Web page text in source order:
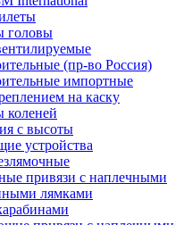
головы
(пр-во Россия)
импортные
на каску
коленей
с высоты
устройства
привязи с наплечными
лямками